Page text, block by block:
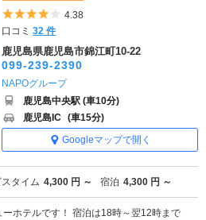
5つ星のうち4
4.38
口コミ32 件
鹿児島県鹿児島市錦江町10-22
099-239-2390
NAPOグループ
鹿児島中央駅 (車10分)
鹿児島IC (車15分)
Googleマップで開く
タイム 4,300 円 ～ 宿泊 4,300 円 ～
ホテルです！ 宿泊は18時～翌12時まで